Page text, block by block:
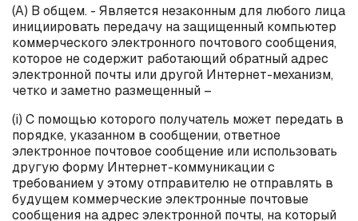
(А) В общем. - Является незаконным для любого лица
инициировать передачу на защищенный компьютер
коммерческого электронного почтового сообщения,
которое не содержит работающий обратный адрес
электронной почты или другой Интернет-механизм,
четко и заметно размещенный –
(i) С помощью которого получатель может передать в
порядке, указанном в сообщении, ответное
электронное почтовое сообщение или использовать
другую форму Интернет-коммуникации с
требованием у этому отправителю не отправлять в
будущем коммерческие электронные почтовые
сообщения на адрес электронной почты, на который